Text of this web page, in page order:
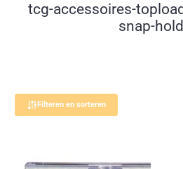
tcg-accessoires-
snap-
Filteren en sorteren